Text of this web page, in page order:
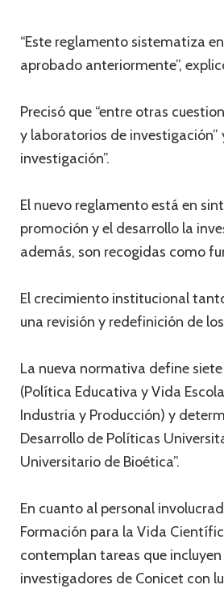
“Este reglamento sistematiza
aprobado anteriormente”,
Precisó que “entre otras
y laboratorios de investigación”
investigación”.
El nuevo reglamento está en
promoción y el desarrollo la
además, son recogidas como
El crecimiento institucional
una revisión y redefinición de
La nueva normativa define
(Política Educativa y Vida
Industria y Producción) y
Desarrollo de Políticas
Universitario de Bioética”.
En cuanto al personal
Formación para la Vida
contemplan tareas que
investigadores de Conicet con